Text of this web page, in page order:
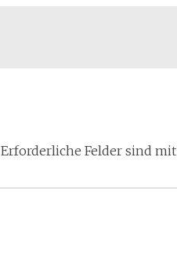
Erforderliche Felder sind mit